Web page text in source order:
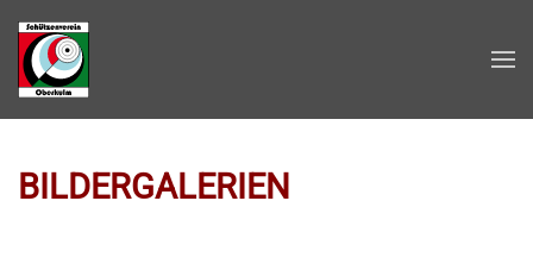
Zum Hauptinhalt springen
BILDERGALERIEN